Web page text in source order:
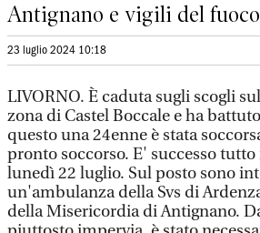
Antignano e vigili del fuoco
23 luglio 2024 10:18
LIVORNO. È caduta sugli scogli
zona di Castel Boccale e ha
questo una 24enne è stata
pronto soccorso. E' successo
lunedì 22 luglio. Sul posto sono
un'ambulanza della Svs di
della Misericordia di Antignano.